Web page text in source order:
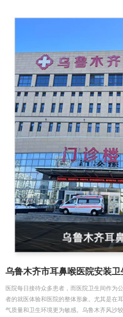
乌鲁木齐市耳鼻喉医院安装
医院每日接待众多患者，而医院卫生间作为
者的就医体验和医院的整体形象。尤其是在
气质量和卫生环境更为敏感。乌鲁木齐风沙